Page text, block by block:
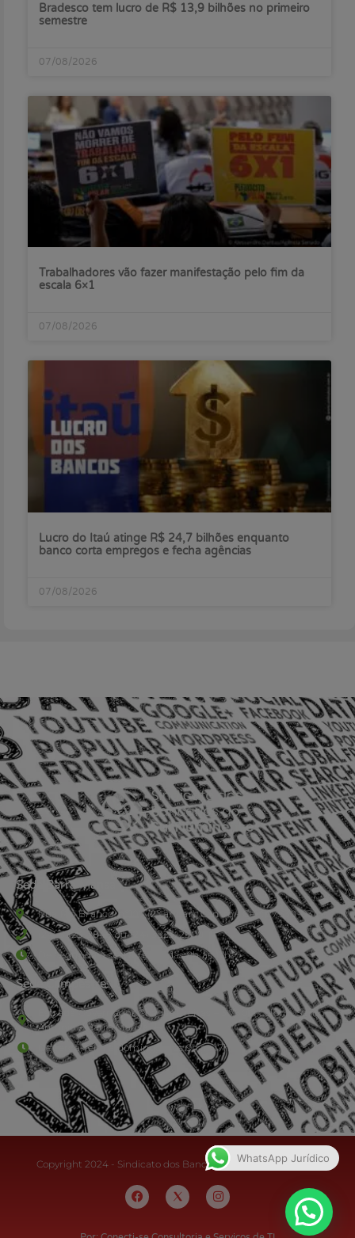
Bradesco tem lucro de R$ 13,9 bilhões no primeiro
semestre
07/08/2026
Trabalhadores vão fazer manifestação pelo fim da
escala 6×1
07/08/2026
Lucro do Itaú atinge R$ 24,7 bilhões enquanto
banco corta empregos e fecha agências
07/08/2026
Sede Barra Mansa
Rua Rio Branco, nº107 (2º andar), Centro - Cep: 27.330-030
(24) 3323-2848 ou (24) 3323-2500
De segunda à sexta-feira , das 9h às 17h.
Sede Campestre:
Estrada Governador Chagas Freitas – 3.780 – Colônia Santo
Antônio – Barra Mansa
De terça-feira a domingo, das 9h às 17h
Copyright 2024 - Sindicato dos Bancários do Sul Fluminense
WhatsApp Jurídico